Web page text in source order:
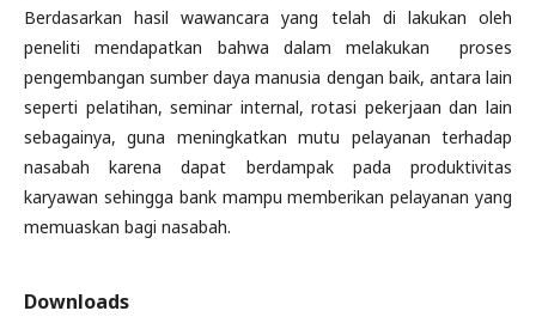
Berdasarkan hasil wawancara yang telah di lakukan oleh
peneliti mendapatkan bahwa dalam melakukan proses
pengembangan sumber daya manusia dengan baik, antara lain
seperti pelatihan, seminar internal, rotasi pekerjaan dan lain
sebagainya, guna meningkatkan mutu pelayanan terhadap
nasabah karena dapat berdampak pada produktivitas
karyawan sehingga bank mampu memberikan pelayanan yang
memuaskan bagi nasabah.
Downloads